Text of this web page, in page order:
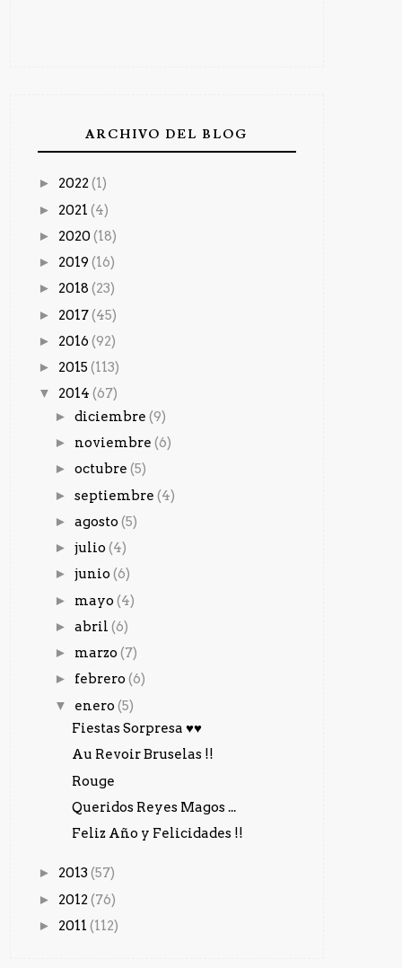
ARCHIVO DEL BLOG
► 2022(1)
► 2021 (4)
► 2020 (18)
► 2019 (16)
► 2018 (23)
► 2017(45)
► 2016 (92)
► 2015 (113)
▼ 2014 (67)
► diciembre (9)
► noviembre (6)
► octubre (5)
► septiembre (4)
► agosto (5)
► julio (4)
► junio (6)
► mayo (4)
► abril (6)
► marzo (7)
► febrero (6)
▼ enero (5)
Fiestas Sorpresa ♥♥
Au Revoir Bruselas !!
Rouge
Queridos Reyes Magos ...
Feliz Año y Felicidades !!
► 2013(57)
► 2012(76)
► 2011 (112)